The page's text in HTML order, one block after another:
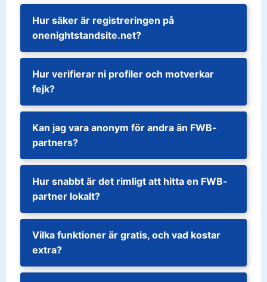
Hur säker är registreringen på
onenightstandsite.net?
Hur verifierar ni profiler och motverkar
fejk?
Kan jag vara anonym för andra än FWB-
partners?
Hur snabbt är det rimligt att hitta en FWB-
partner lokalt?
Vilka funktioner är gratis, och vad kostar
extra?